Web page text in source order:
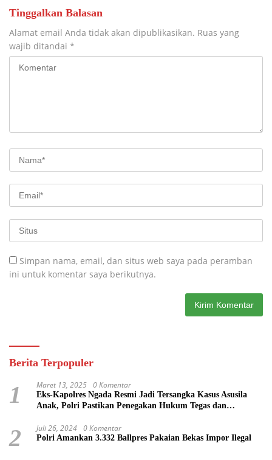
Tinggalkan Balasan
Alamat email Anda tidak akan dipublikasikan. Ruas yang
wajib ditandai *
Simpan nama, email, dan situs web saya pada peramban
ini untuk komentar saya berikutnya.
Berita Terpopuler
1 Maret 13, 2025 0 Komentar
Eks-Kapolres Ngada Resmi Jadi Tersangka Kasus Asusila
Anak, Polri Pastikan Penegakan Hukum Tegas dan
2 Juli 26, 2024 0 Komentar
Polri Amankan 3.332 Ballpres Pakaian Bekas Impor Ilegal